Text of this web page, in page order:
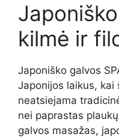
kilmė ir
Japoniško galvos
Japonijos laikus, kai
neatsiejama
nei paprastas
galvos masažas,